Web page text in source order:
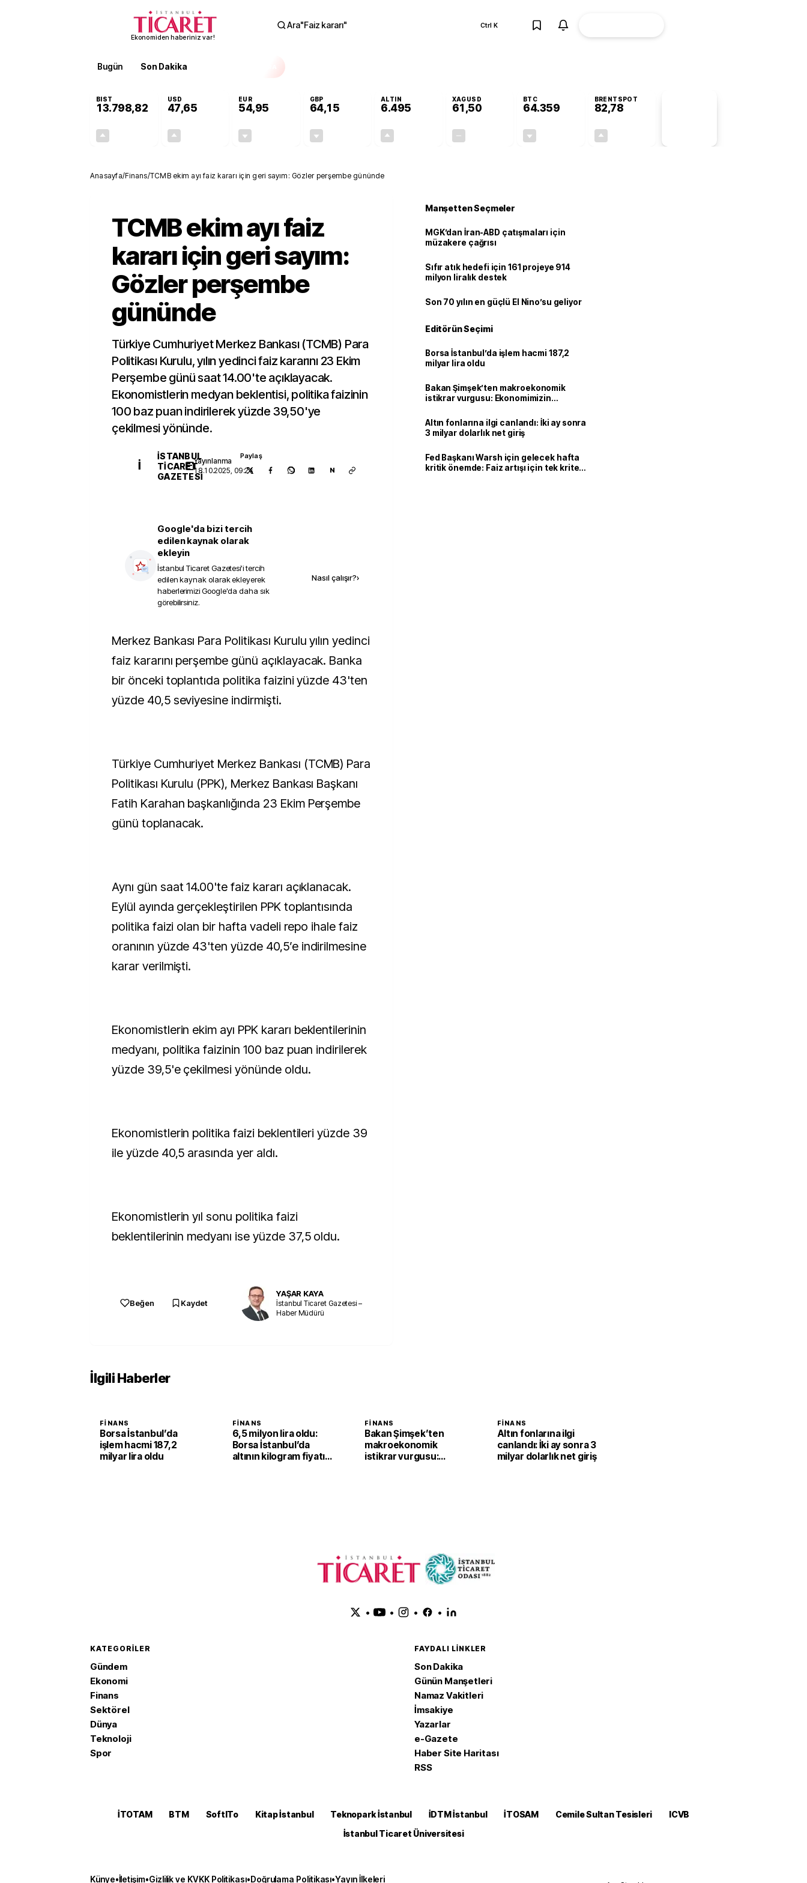
Ekonomiden haberiniz var!
Ara"Faiz kararı" Ctrl K
Bugün Son Dakika
BIST
13.798,82
USD
47,65
EUR
54,95
GBP
64,15
ALTIN
6.495
XAGUSD
61,50
BTC
64.359
BRENTSPOT
82,78
Anasayfa/Finans/TCMB ekim ayı faiz kararı için geri sayım: Gözler perşembe gününde
TCMB ekim ayı faiz
kararı için geri sayım:
Gözler perşembe
gününde
Türkiye Cumhuriyet Merkez Bankası (TCMB) Para
Politikası Kurulu, yılın yedinci faiz kararını 23 Ekim
Perşembe günü saat 14.00'te açıklayacak.
Ekonomistlerin medyan beklentisi, politika faizinin
100 baz puan indirilerek yüzde 39,50'ye
çekilmesi yönünde.
İ
İSTANBUL
TICARET
GAZETESI
Yayınlanma
18.10.2025, 09:24
Paylaş
N
Google'da bizi tercih
edilen kaynak olarak
ekleyin
İstanbul Ticaret Gazetesi'i tercih
edilen kaynak olarak ekleyerek
haberlerimizi Google'da daha sık
görebilirsiniz.
Nasıl çalışır?›
Merkez Bankası Para Politikası Kurulu yılın yedinci
faiz kararını perşembe günü açıklayacak. Banka
bir önceki toplantıda politika faizini yüzde 43'ten
yüzde 40,5 seviyesine indirmişti.
Türkiye Cumhuriyet Merkez Bankası (TCMB) Para
Politikası Kurulu (PPK), Merkez Bankası Başkanı
Fatih Karahan başkanlığında 23 Ekim Perşembe
günü toplanacak.
Aynı gün saat 14.00'te faiz kararı açıklanacak.
Eylül ayında gerçekleştirilen PPK toplantısında
politika faizi olan bir hafta vadeli repo ihale faiz
oranının yüzde 43'ten yüzde 40,5’e indirilmesine
karar verilmişti.
Ekonomistlerin ekim ayı PPK kararı beklentilerinin
medyanı, politika faizinin 100 baz puan indirilerek
yüzde 39,5'e çekilmesi yönünde oldu.
Ekonomistlerin politika faizi beklentileri yüzde 39
ile yüzde 40,5 arasında yer aldı.
Ekonomistlerin yıl sonu politika faizi
beklentilerinin medyanı ise yüzde 37,5 oldu.
Beğen Kaydet
YAŞAR KAYA
İstanbul Ticaret Gazetesi –
Haber Müdürü
Manşetten Seçmeler
MGK’dan İran-ABD çatışmaları için
müzakere çağrısı
Sıfır atık hedefi için 161 projeye 914
milyon liralık destek
Son 70 yılın en güçlü El Nino’su geliyor
Editörün Seçimi
Borsa İstanbul’da işlem hacmi 187,2
milyar lira oldu
Bakan Şimşek’ten makroekonomik
istikrar vurgusu: Ekonomimizin
Altın fonlarına ilgi canlandı: İki ay sonra
3 milyar dolarlık net giriş
Fed Başkanı Warsh için gelecek hafta
kritik önemde: Faiz artışı için tek kriter
İlgili Haberler
FINANS
Borsa İstanbul’da
işlem hacmi 187,2
milyar lira oldu
FINANS
6,5 milyon lira oldu:
Borsa İstanbul’da
altının kilogram fiyatı
FINANS
Bakan Şimşek’ten
makroekonomik
istikrar vurgusu:
FINANS
Altın fonlarına ilgi
canlandı: İki ay sonra 3
milyar dolarlık net giriş
• • • •
KATEGORILER
Gündem
Ekonomi
Finans
Sektörel
Dünya
Teknoloji
Spor
FAYDALI LINKLER
Son Dakika
Günün Manşetleri
Namaz Vakitleri
İmsakiye
Yazarlar
e-Gazete
Haber Site Haritası
RSS
İTOTAM BTM SoftITo Kitap İstanbul Teknopark İstanbul İDTM İstanbul İTOSAM Cemile Sultan Tesisleri
ICVB
İstanbul Ticaret Üniversitesi
Künye•İletişim•Gizlilik ve KVKK Politikası•Doğrulama Politikası•Yayın İlkeleri